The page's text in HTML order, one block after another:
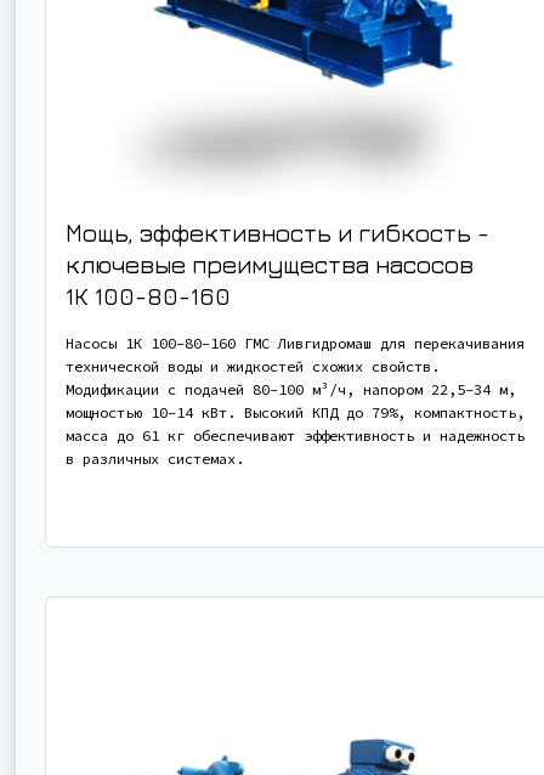
Мощь, эффективность и гибкость -
ключевые преимущества насосов
1К 100-80-160
Насосы 1К 100-80-160 ГМС Ливгидромаш для перекачивания
технической воды и жидкостей схожих свойств.
Модификации с подачей 80-100 м³/ч, напором 22,5-34 м,
мощностью 10-14 кВт. Высокий КПД до 79%, компактность,
масса до 61 кг обеспечивают эффективность и надежность
в различных системах.